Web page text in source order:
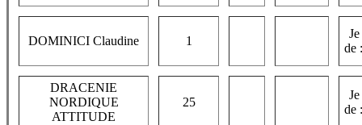
DOMINICI Claudine 1
de
DRACENIE
NORDIQUE
ATTITUDE
25
de